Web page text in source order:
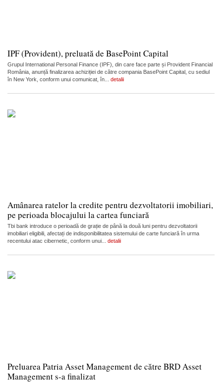
IPF (Provident), preluată de BasePoint Capital
Grupul International Personal Finance (IPF), din care face parte și Provident Financial
România, anunță finalizarea achiziției de către compania BasePoint Capital, cu sediul
în New York, conform unui comunicat, în... detalii
Amânarea ratelor la credite pentru dezvoltatorii imobiliari,
pe perioada blocajului la cartea funciară
Tbi bank introduce o perioadă de grație de până la două luni pentru dezvoltatorii
imobiliari eligibili, afectați de indisponibilitatea sistemului de carte funciară în urma
recentului atac cibernetic, conform unui... detalii
Preluarea Patria Asset Management de către BRD Asset
Management s-a finalizat